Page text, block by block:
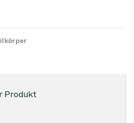
Produkt